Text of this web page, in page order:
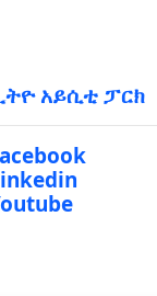
አይሲቲ ፓርክ